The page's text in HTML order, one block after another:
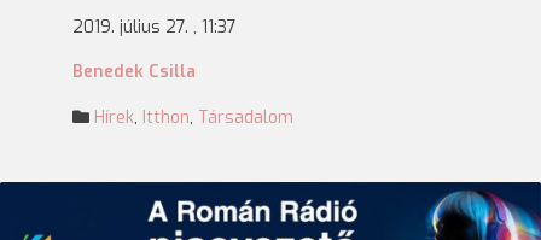
2019. július 27. , 11:37
Benedek Csilla
Hírek, Itthon, Társadalom